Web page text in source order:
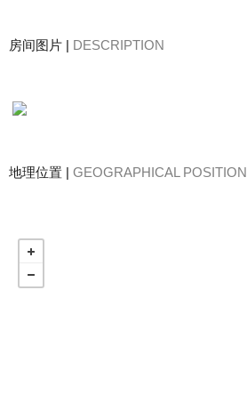
房间图片 | DESCRIPTION
地理位置 | GEOGRAPHICAL POSITION